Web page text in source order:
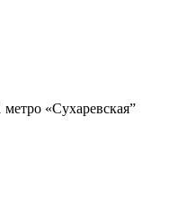
метро «Сухаревская”